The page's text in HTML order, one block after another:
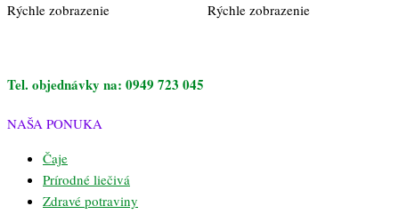
Rýchle zobrazenie Rýchle zobrazenie
Tel. objednávky na: 0949 723 045
NAŠA PONUKA
Čaje
Prírodné liečivá
Zdravé potraviny